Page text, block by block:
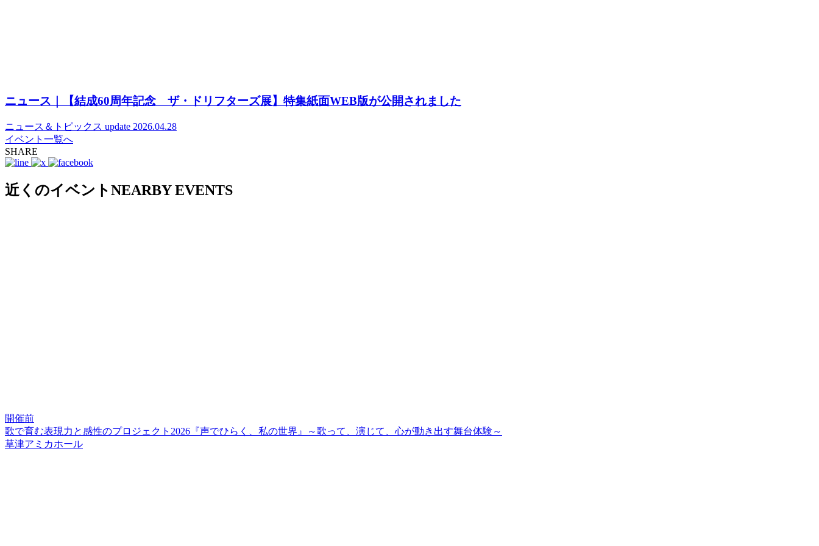
ニュース｜【結成60周年記念 ザ・ドリフターズ展】特集紙面WEB版が公開されました
ニュース＆トピックス update 2026.04.28
イベント一覧へ
SHARE
近くのイベントNEARBY EVENTS
開催前
歌で育む表現力と感性のプロジェクト2026『声でひらく、私の世界』～歌って、演じて、心が動き出す舞台体験～
草津アミカホール